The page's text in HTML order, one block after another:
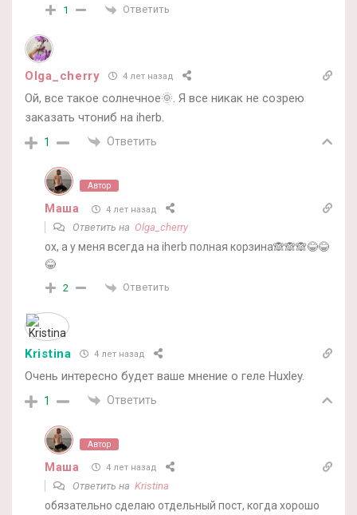
1 Ответить
Olga_cherry 4 лет назад
Ой, все такое солнечное🌞. Я все никак не созрею
заказать чтониб на iherb.
1 Ответить
Автор
Маша 4 лет назад
Ответить на Olga_cherry
ох, а у меня всегда на iherb полная корзина🙈🙈🙈😂😂
😂
2 Ответить
Kristina 4 лет назад
Очень интересно будет ваше мнение о геле Huxley.
1 Ответить
Автор
Маша 4 лет назад
Ответить на Kristina
обязательно сделаю отдельный пост, когда хорошо